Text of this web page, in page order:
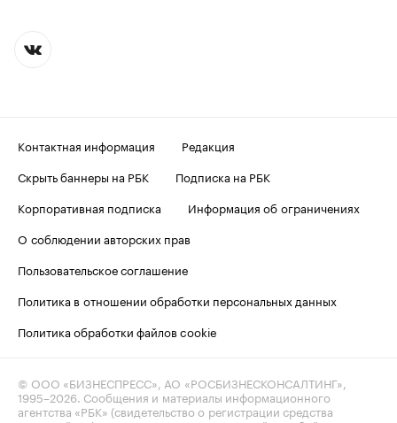
Контактная информация
Редакция
Скрыть баннеры на РБК
Подписка на РБК
Корпоративная подписка
Информация об ограничениях
О соблюдении авторских прав
Пользовательское соглашение
Политика в отношении обработки персональных данных
Политика обработки файлов cookie
© ООО «БИЗНЕСПРЕСС», АО «РОСБИЗНЕСКОНСАЛТИНГ»,
1995–2026. Сообщения и материалы информационного
агентства «РБК» (свидетельство о регистрации средства